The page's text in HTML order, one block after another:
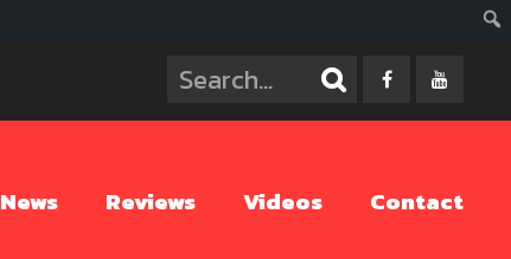
News Reviews Videos Contact